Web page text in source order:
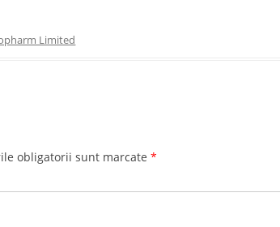
Limited
obligatorii sunt marcate*